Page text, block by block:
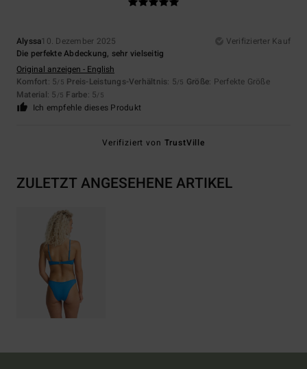
Alyssa10. Dezember 2025
Verifizierter Kauf
Die perfekte Abdeckung, sehr vielseitig
Original anzeigen - English
Komfort: 5/5 Preis-Leistungs-Verhältnis: 5/5 Größe: Perfekte Größe
Material: 5 /5 Farbe: 5/5
Ich empfehle dieses Produkt
Verifiziert von TrustVille
ZULETZT ANGESEHENE ARTIKEL